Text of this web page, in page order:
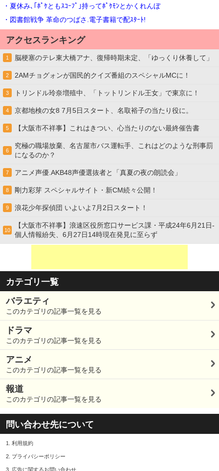
・夏休み､｢ﾎﾟｹともｽｺｰﾌﾟ｣持ってﾎﾟｹﾓﾝとかくれんぼ
・図書館戦争 革命のつばさ.電子書籍で配ｽﾀｰﾄ!
アクセスランキング
1 脳梗塞のテレ東大橋アナ、復帰時期未定、「ゆっくり休養して」
2 2AMチョグォンが国民的クイズ番組のスペシャルMCに！
3 トリンドル玲奈増殖中、「トットリンドル王女」で東京に！
4 京都地検の女8 7月5日スタート、名取裕子の当たり役に。
5 【大阪市不祥事】これはきつい、心当たりのない最終催告書
6
究極の職場放棄、名古屋市バス運転手、これはどのような刑事罰
になるのか？
7 アニメ声優.AKB48声優選抜者と「真夏の夜の朗読会」
8 剛力彩芽 スペシャルサイト・新CM続々公開！
9 浪花少年探偵団 いよいよ7月2日スタート！
10
【大阪市不祥事】浪速区役所窓口サービス課・平成24年6月21日-
個人情報紛失、6月27日14時現在発見に至らず
カテゴリ一覧
バラエティ
このカテゴリの記事一覧を見る
ドラマ
このカテゴリの記事一覧を見る
アニメ
このカテゴリの記事一覧を見る
報道
このカテゴリの記事一覧を見る
問い合わせ先について
1. 利用規約
2. プライバシーポリシー
3. 広告に関するお問い合わせ